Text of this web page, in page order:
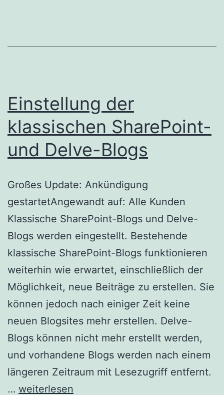
Einstellung der
klassischen SharePoint-
und Delve-Blogs
Großes Update: Ankündigung
gestartetAngewandt auf: Alle Kunden
Klassische SharePoint-Blogs und Delve-
Blogs werden eingestellt. Bestehende
klassische SharePoint-Blogs funktionieren
weiterhin wie erwartet, einschließlich der
Möglichkeit, neue Beiträge zu erstellen. Sie
können jedoch nach einiger Zeit keine
neuen Blogsites mehr erstellen. Delve-
Blogs können nicht mehr erstellt werden,
und vorhandene Blogs werden nach einem
längeren Zeitraum mit Lesezugriff entfernt.
… Einstellung
weiterlesen